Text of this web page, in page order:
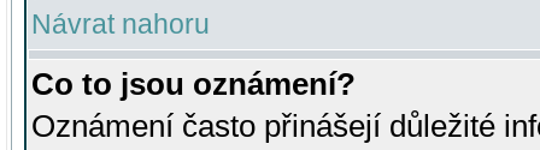
Návrat nahoru
Co to jsou oznámení?
Oznámení často přinášejí důležité